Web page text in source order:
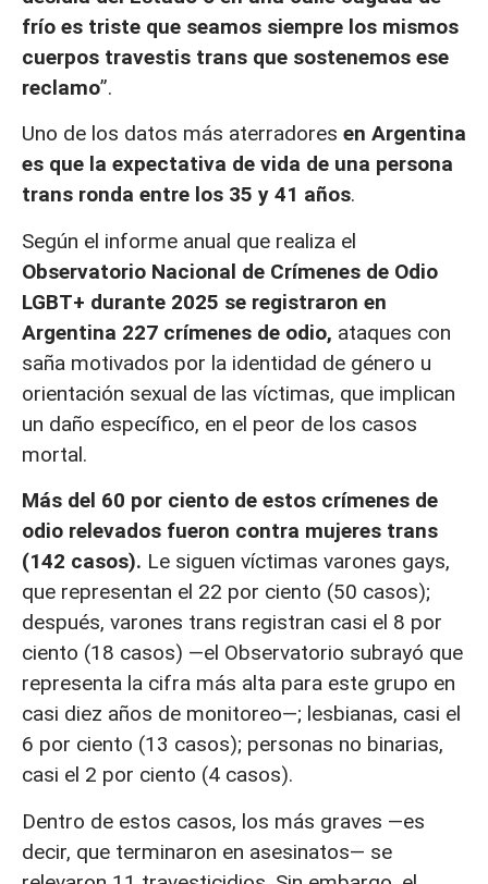
frío es triste que seamos siempre los mismos
cuerpos travestis trans que sostenemos ese
reclamo”.
Uno de los datos más aterradores en Argentina
es que la expectativa de vida de una persona
trans ronda entre los 35 y 41 años.
Según el informe anual que realiza el
Observatorio Nacional de Crímenes de Odio
LGBT+ durante 2025 se registraron en
Argentina 227 crímenes de odio, ataques con
saña motivados por la identidad de género u
orientación sexual de las víctimas, que implican
un daño específico, en el peor de los casos
mortal.
Más del 60 por ciento de estos crímenes de
odio relevados fueron contra mujeres trans
(142 casos). Le siguen víctimas varones gays,
que representan el 22 por ciento (50 casos);
después, varones trans registran casi el 8 por
ciento (18 casos) —el Observatorio subrayó que
representa la cifra más alta para este grupo en
casi diez años de monitoreo—; lesbianas, casi el
6 por ciento (13 casos); personas no binarias,
casi el 2 por ciento (4 casos).
Dentro de estos casos, los más graves —es
decir, que terminaron en asesinatos— se